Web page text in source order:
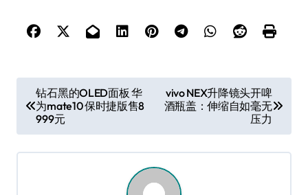
章
导
航
钻石黑的OLED面板 华
为mate10 保时捷版售8
999元
vivo NEX升降镜头开啤
酒瓶盖：伸缩自如毫无
压力